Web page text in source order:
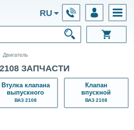
RU
Двигатель
ЗАПЧАСТИ
Втулка клапана
выпускного
ВАЗ 2108
Клапан
впускной
ВАЗ 2108